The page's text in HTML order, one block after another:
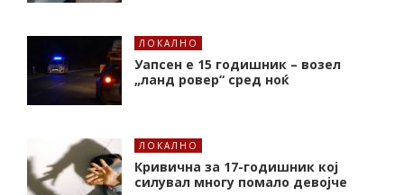
ЛОКАЛНО
Уапсен е 15 годишник – возел
„ланд ровер“ сред ноќ
ЛОКАЛНО
Кривична за 17-годишник кој
силувал многу помало девојче